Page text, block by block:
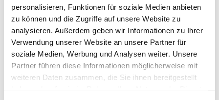
personalisieren, Funktionen für soziale Medien anbieten
zu können und die Zugriffe auf unsere Website zu
analysieren. Außerdem geben wir Informationen zu Ihrer
Verwendung unserer Website an unsere Partner für
soziale Medien, Werbung und Analysen weiter. Unsere
Partner führen diese Informationen möglicherweise mit
weiteren Daten zusammen, die Sie ihnen bereitgestellt